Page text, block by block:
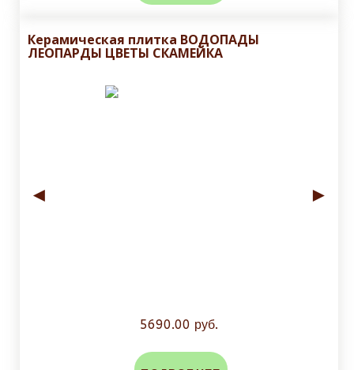
Керамическая плитка ВОДОПАДЫ
ЛЕОПАРДЫ ЦВЕТЫ СКАМЕЙКА
◄ ►
5690.00 руб.